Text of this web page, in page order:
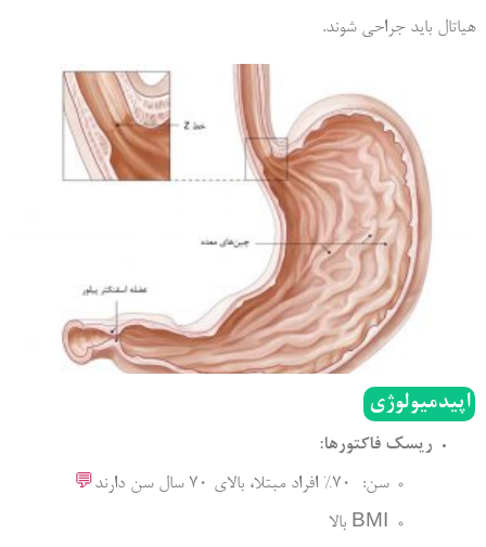
هیاتال باید جراحی شوند.
اپیدمیولوژی
ریسک فاکتورها:
سن: 70% افراد مبتلا، بالای 70 سال سن دارند
💬
BMI بالا